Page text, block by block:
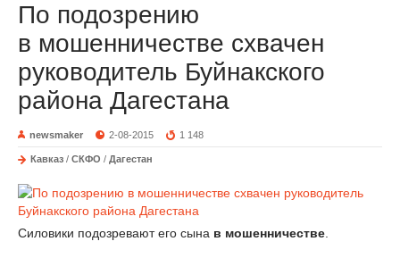
По подозрению
в мошенничестве схвачен
руководитель Буйнакского
района Дагестана
newsmaker 2-08-2015 1 148
Кавказ / СКФО / Дагестан
Силовики подозревают его сына в мошенничестве